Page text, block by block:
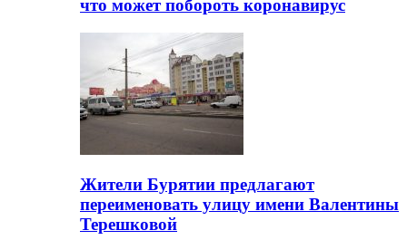
что может побороть коронавирус
Жители Бурятии предлагают
переименовать улицу имени Валентины
Терешковой